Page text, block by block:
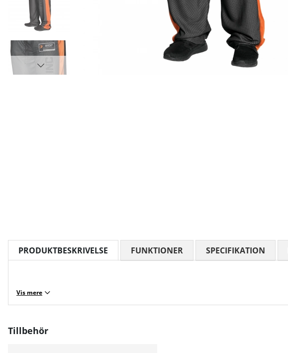
PRODUKTBESKRIVELSE
Vis mere
FUNKTIONER SPECIFIKATION
Tillbehör